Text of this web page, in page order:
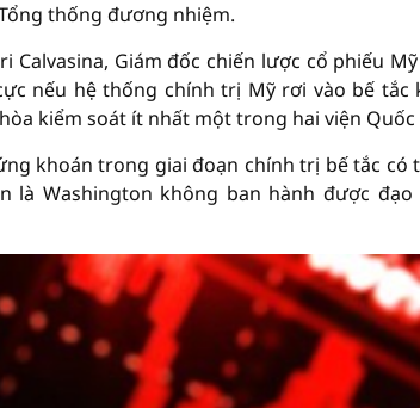
thống đương nhiệm.
Calvasina, Giám đốc chiến lược cổ phiếu
nếu hệ thống chính trị Mỹ rơi vào bế tắc
kiểm soát ít nhất một trong hai viện Quốc
khoán trong giai đoạn chính trị bế tắc có
là Washington không ban hành được